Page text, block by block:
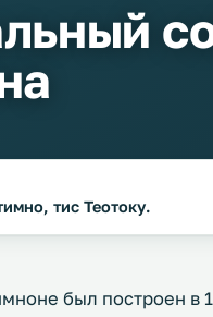
тис Теотоку.
был построен в